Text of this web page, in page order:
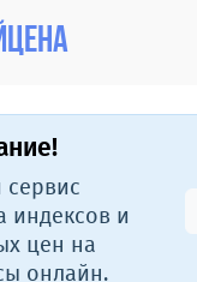
индексов и
цен на
онлайн.